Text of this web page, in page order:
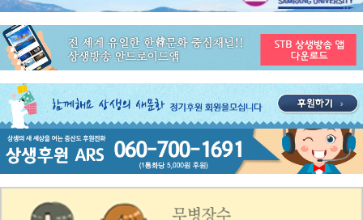
공지사항 ON AIR 서비스 장애 복구 안내
공지사항
STB 4월1주(3.30~4.5) 주간 추천 프로그램
공지사항
STB 3월4주(3.23~3.29) 주간 추천 프로그램